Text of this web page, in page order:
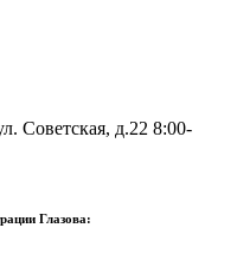
Советская, д.22 8:00-
Глазова: